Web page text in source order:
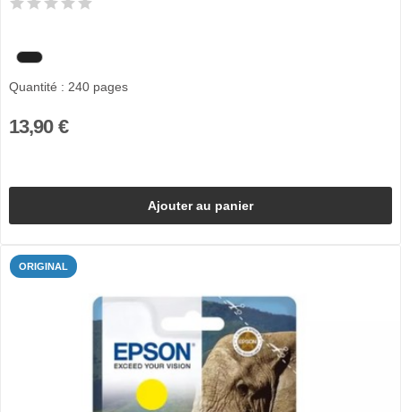
Quantité : 240 pages
13,90 €
Ajouter au panier
ORIGINAL